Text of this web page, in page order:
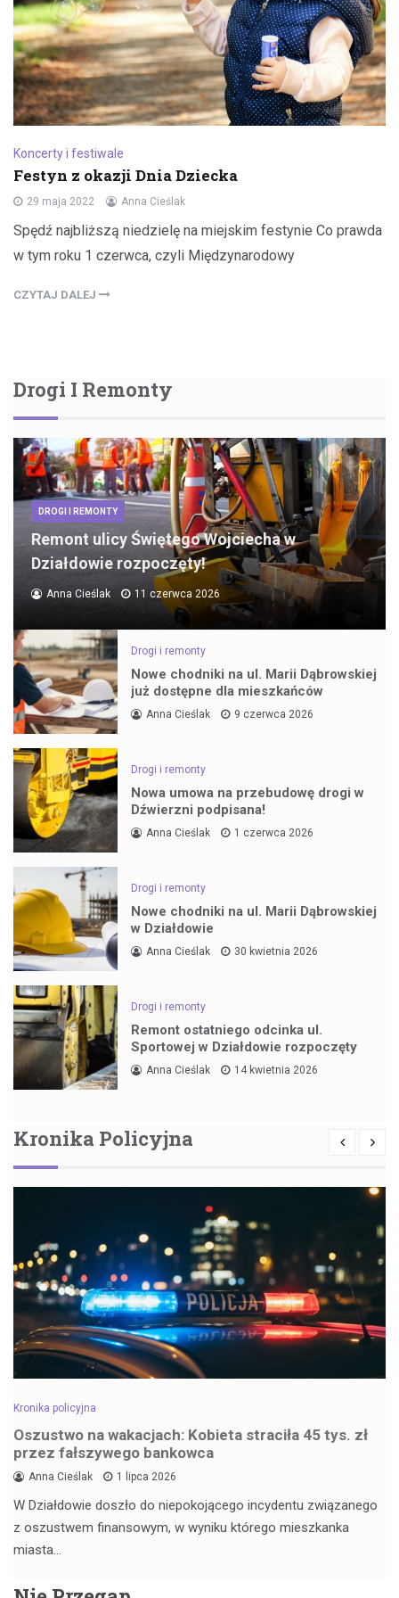
Koncerty i festiwale
Festyn z okazji Dnia Dziecka
29 maja 2022 Anna Cieślak
Spędź najbliższą niedzielę na miejskim festynie Co prawda
w tym roku 1 czerwca, czyli Międzynarodowy
CZYTAJ DALEJ
Drogi I Remonty
DROGI I REMONTY
Remont ulicy Świętego Wojciecha w
Działdowie rozpoczęty!
Anna Cieślak 11 czerwca 2026
Drogi i remonty
Nowe chodniki na ul. Marii Dąbrowskiej
już dostępne dla mieszkańców
Anna Cieślak 9 czerwca 2026
Drogi i remonty
Nowa umowa na przebudowę drogi w
Dźwierzni podpisana!
Anna Cieślak 1 czerwca 2026
Drogi i remonty
Nowe chodniki na ul. Marii Dąbrowskiej
w Działdowie
Anna Cieślak 30 kwietnia 2026
Drogi i remonty
Remont ostatniego odcinka ul.
Sportowej w Działdowie rozpoczęty
Anna Cieślak 14 kwietnia 2026
Kronika Policyjna
Kronika policyjna
Oszustwo na wakacjach: Kobieta straciła 45 tys. zł
przez fałszywego bankowca
Anna Cieślak 1 lipca 2026
W Działdowie doszło do niepokojącego incydentu związanego
z oszustwem finansowym, w wyniku którego mieszkanka
miasta…